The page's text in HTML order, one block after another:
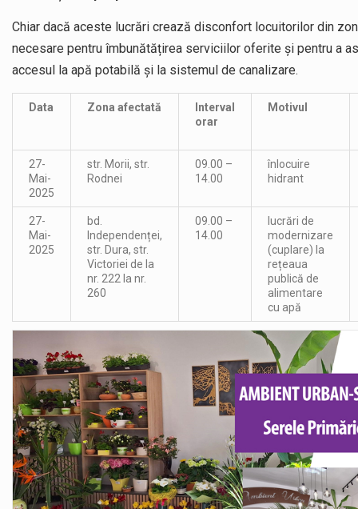
Chiar dacă aceste lucrări crează disconfort locuitorilor din
necesare pentru îmbunătățirea serviciilor oferite și pentru a
accesul la apă potabilă și la sistemul de canalizare.
Data Zona afectată
Interval
orar
Motivul
27-
Mai-
2025
str. Morii, str.
Rodnei
09.00 –
14.00
înlocuire
hidrant
27-
Mai-
2025
bd.
Independenței,
str. Dura, str.
Victoriei de la
nr. 222 la nr.
260
09.00 –
14.00
lucrări de
modernizare
(cuplare) la
rețeaua
publică de
alimentare
cu apă